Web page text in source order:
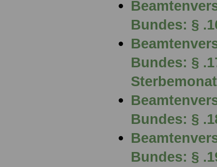
Bundes: §
Bundes: §
Sterbemonat
Bundes: §
Bundes: §